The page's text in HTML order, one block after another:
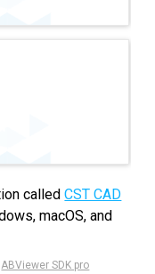
calledCST CAD
macOS, and
ABViewer SDK pro